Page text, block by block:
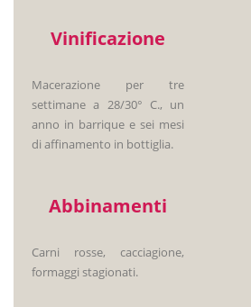
Vinificazione
Macerazione per tre
settimane a 28/30° C., un
anno in barrique e sei mesi
di affinamento in bottiglia.
Abbinamenti
Carni rosse, cacciagione,
formaggi stagionati.